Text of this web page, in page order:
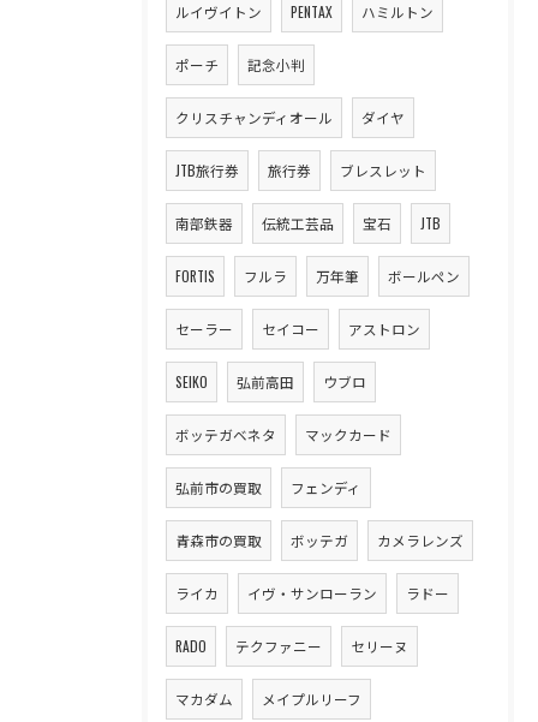
ルイヴイトン PENTAX ハミルトン
ポーチ 記念小判
クリスチャンディオール ダイヤ
JTB旅行券 旅行券 ブレスレット
南部鉄器 伝統工芸品 宝石 JTB
FORTIS フルラ 万年筆 ボールペン
セーラー セイコー アストロン
SEIKO 弘前高田 ウブロ
ボッテガベネタ マックカード
弘前市の買取 フェンディ
青森市の買取 ボッテガ カメラレンズ
ライカ イヴ・サンローラン ラドー
RADO テクファニー セリーヌ
マカダム メイプルリーフ